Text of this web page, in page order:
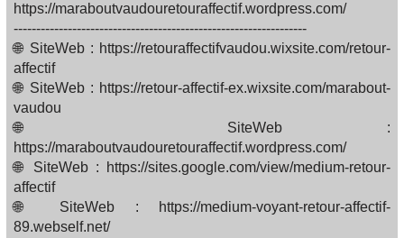
https://maraboutvaudouretouraffectif.wordpress.com/
-----------------------------------------------------------------
🌐 SiteWeb : https://retouraffectifvaudou.wixsite.com/retour-
affectif
🌐 SiteWeb : https://retour-affectif-ex.wixsite.com/marabout-
vaudou
🌐 SiteWeb :
https://maraboutvaudouretouraffectif.wordpress.com/
🌐 SiteWeb : https://sites.google.com/view/medium-retour-
affectif
🌐 SiteWeb : https://medium-voyant-retour-affectif-
89.webself.net/